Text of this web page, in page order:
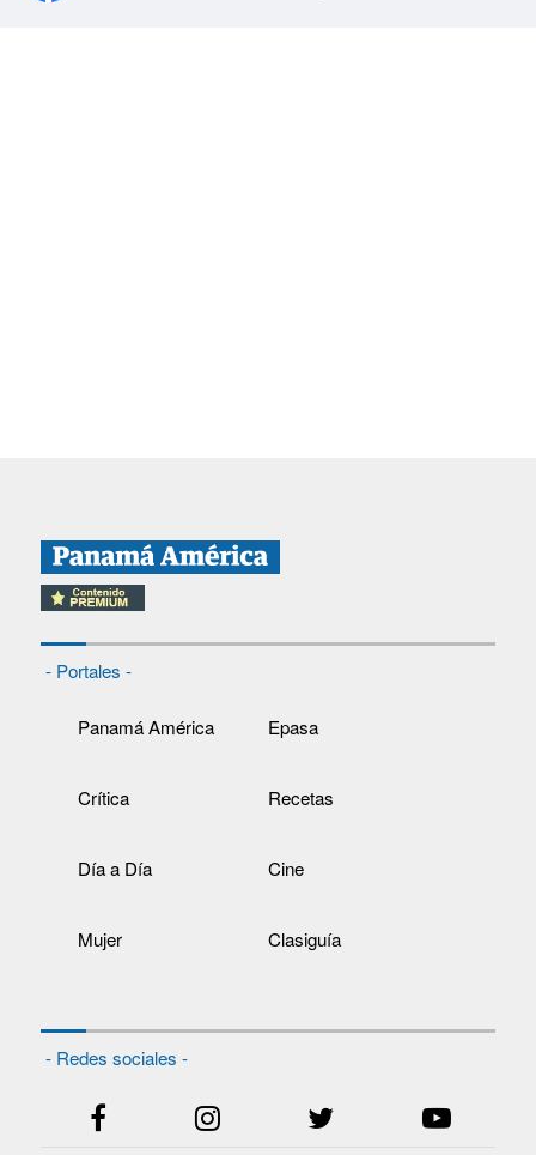
- Portales -
Panamá América Epasa
Crítica Recetas
Día a Día Cine
Mujer Clasiguía
- Redes sociales -